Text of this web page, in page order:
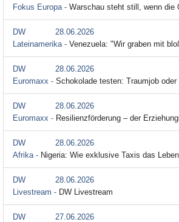
Fokus Europa - Warschau steht still, wenn die
DW
28.06.2026
Lateinamerika - Venezuela: "Wir graben mit bloßen
DW
28.06.2026
Euromaxx - Schokolade testen: Traumjob oder
DW
28.06.2026
Euromaxx - Resilienzförderung – der
DW
28.06.2026
Afrika - Nigeria: Wie exklusive Taxis das Leben
DW
28.06.2026
Livestream - DW Livestream
DW
27.06.2026